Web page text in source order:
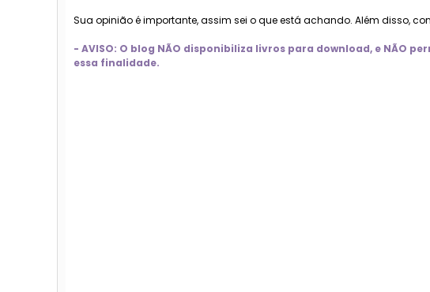
Sua opinião é importante, assim sei o que está achando. Além disso,
- AVISO: O blog NÃO disponibiliza livros para download, e NÃO
essa finalidade.